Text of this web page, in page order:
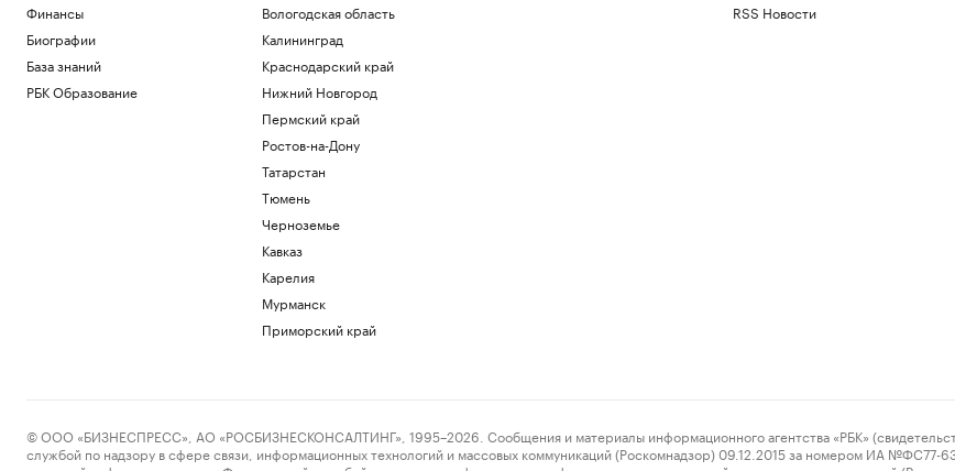
Финансы
Биографии
База знаний
РБК Образование
Вологодская область
Калининград
Краснодарский край
Нижний Новгород
Пермский край
Ростов-на-Дону
Татарстан
Тюмень
Черноземье
Кавказ
Карелия
Мурманск
Приморский край
RSS Новости
© ООО «БИЗНЕСПРЕСС», АО «РОСБИЗНЕСКОНСАЛТИНГ», 1995–2026. Сообщения и материалы информационного агентства «РБК»
службой по надзору в сфере связи, информационных технологий и массовых коммуникаций (Роскомнадзор) 09.12.2015 за номером ИА №ФС77-